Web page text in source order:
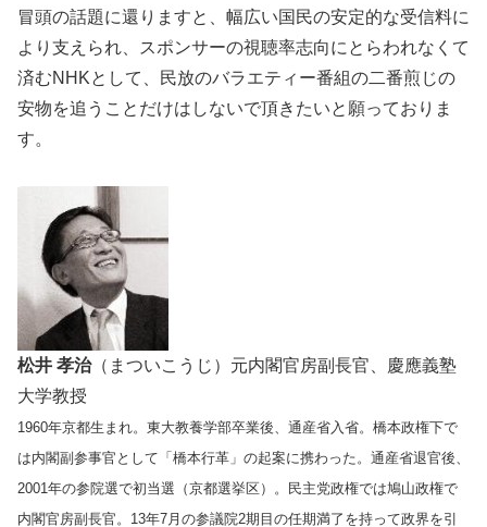
冒頭の話題に還りますと、幅広い国民の安定的な受信料に
より支えられ、スポンサーの視聴率志向にとらわれなくて
済むNHKとして、民放のバラエティー番組の二番煎じの
安物を追うことだけはしないで頂きたいと願っておりま
す。
松井 孝治（まついこうじ）元内閣官房副長官、慶應義塾
大学教授
1960年京都生まれ。東大教養学部卒業後、通産省入省。橋本政権下で
は内閣副参事官として「橋本行革」の起案に携わった。通産省退官後、
2001年の参院選で初当選（京都選挙区）。民主党政権では鳩山政権で
内閣官房副長官。13年7月の参議院2期目の任期満了を持って政界を引